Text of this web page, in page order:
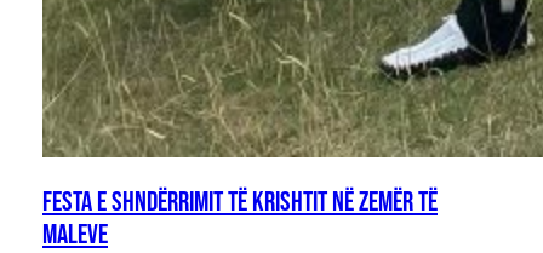
Festa e Shndërrimit të Krishtit në zemër të
maleve